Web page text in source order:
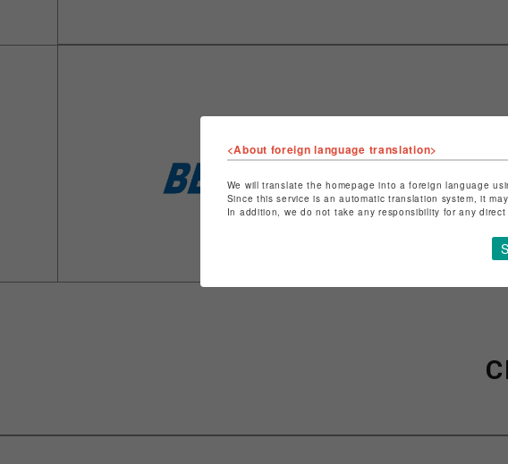
店舗名
名
特定商取引法など
<About foreign language translation>
We will translate the homepage into a foreign language
Since this service is an automatic translation system, it
In addition, we do not take any responsibility for any